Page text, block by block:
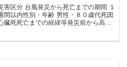
害区分 台風発災から死亡までの期間 １
間以内性別・年齢 男性・８０歳代死因
臓死死亡までの経緯等発災前から高血